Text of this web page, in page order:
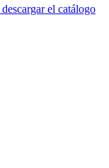
descargar el catálogo